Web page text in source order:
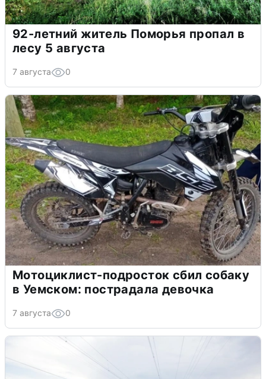
92-летний житель Поморья пропал в
лесу 5 августа
7 августа 0
Мотоциклист-подросток сбил собаку
в Уемском: пострадала девочка
7 августа 0